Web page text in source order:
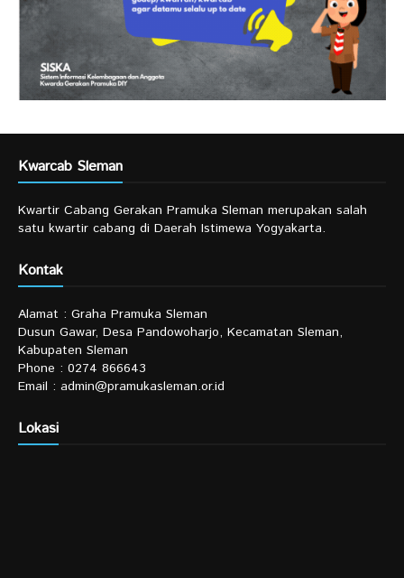
Kwarcab Sleman
Kwartir Cabang Gerakan Pramuka Sleman merupakan salah
satu kwartir cabang di Daerah Istimewa Yogyakarta.
Kontak
Alamat : Graha Pramuka Sleman
Dusun Gawar, Desa Pandowoharjo, Kecamatan Sleman,
Kabupaten Sleman
Phone : 0274 866643
Email : admin@pramukasleman.or.id
Lokasi